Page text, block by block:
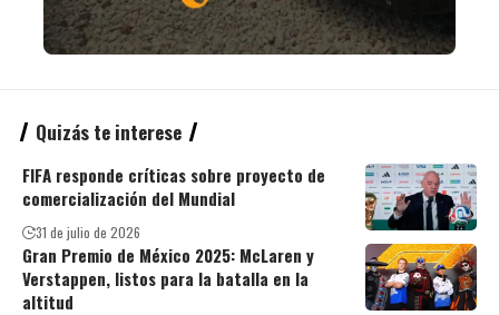
Quizás te interese
FIFA responde críticas sobre proyecto de
comercialización del Mundial
31 de julio de 2026
Gran Premio de México 2025: McLaren y
Verstappen, listos para la batalla en la
altitud